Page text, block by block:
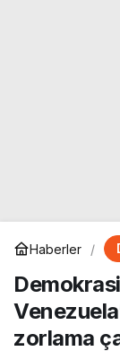
Haberler
zorlama